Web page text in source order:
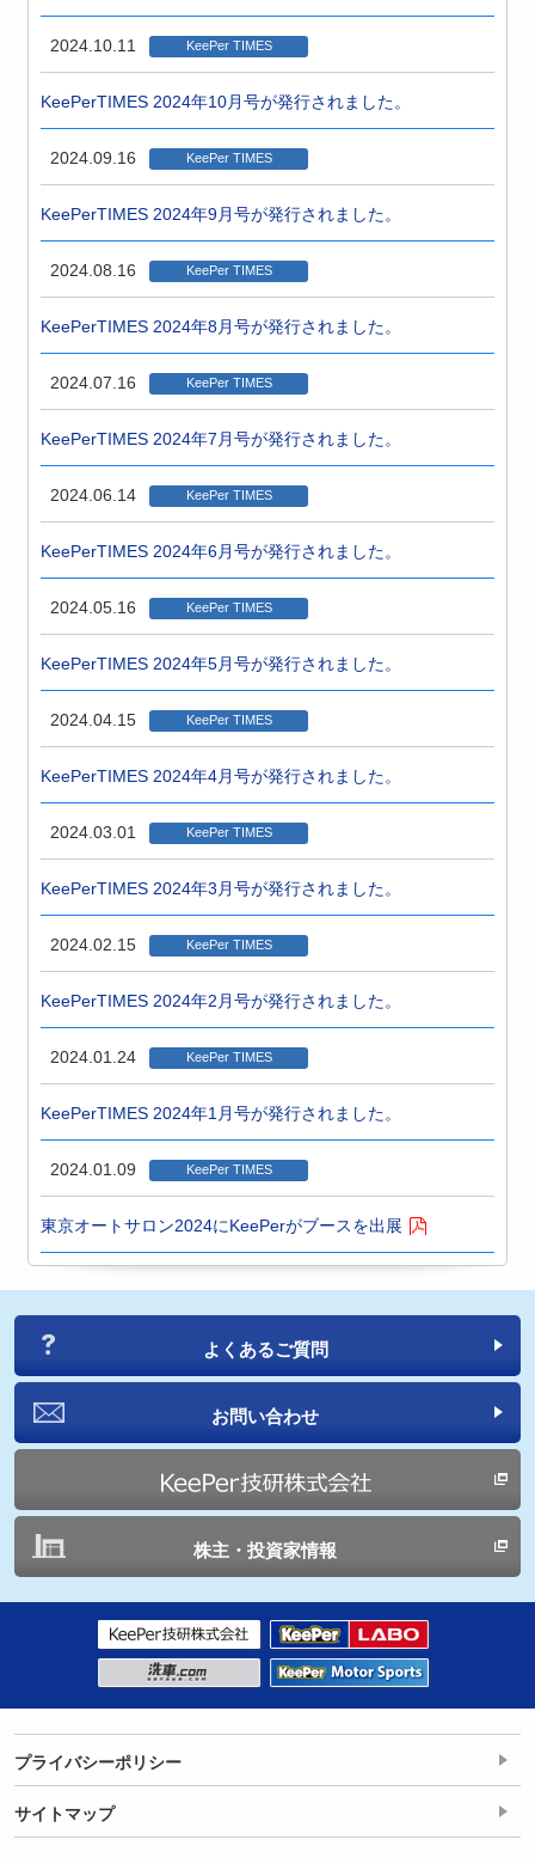
2024.10.11 KeePer TIMES
KeePerTIMES 2024年10月号が発行されました。
2024.09.16 KeePer TIMES
KeePerTIMES 2024年9月号が発行されました。
2024.08.16 KeePer TIMES
KeePerTIMES 2024年8月号が発行されました。
2024.07.16 KeePer TIMES
KeePerTIMES 2024年7月号が発行されました。
2024.06.14 KeePer TIMES
KeePerTIMES 2024年6月号が発行されました。
2024.05.16 KeePer TIMES
KeePerTIMES 2024年5月号が発行されました。
2024.04.15 KeePer TIMES
KeePerTIMES 2024年4月号が発行されました。
2024.03.01 KeePer TIMES
KeePerTIMES 2024年3月号が発行されました。
2024.02.15 KeePer TIMES
KeePerTIMES 2024年2月号が発行されました。
2024.01.24 KeePer TIMES
KeePerTIMES 2024年1月号が発行されました。
2024.01.09 KeePer TIMES
東京オートサロン2024にKeePerがブースを出展
よくあるご質問
お問い合わせ
株主・投資家情報
プライバシーポリシー
サイトマップ